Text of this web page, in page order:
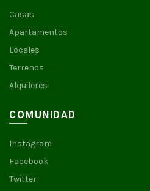
Casas
Apartamentos
Locales
Terrenos
Alquileres
COMUNIDAD
Instagram
Facebook
Twitter